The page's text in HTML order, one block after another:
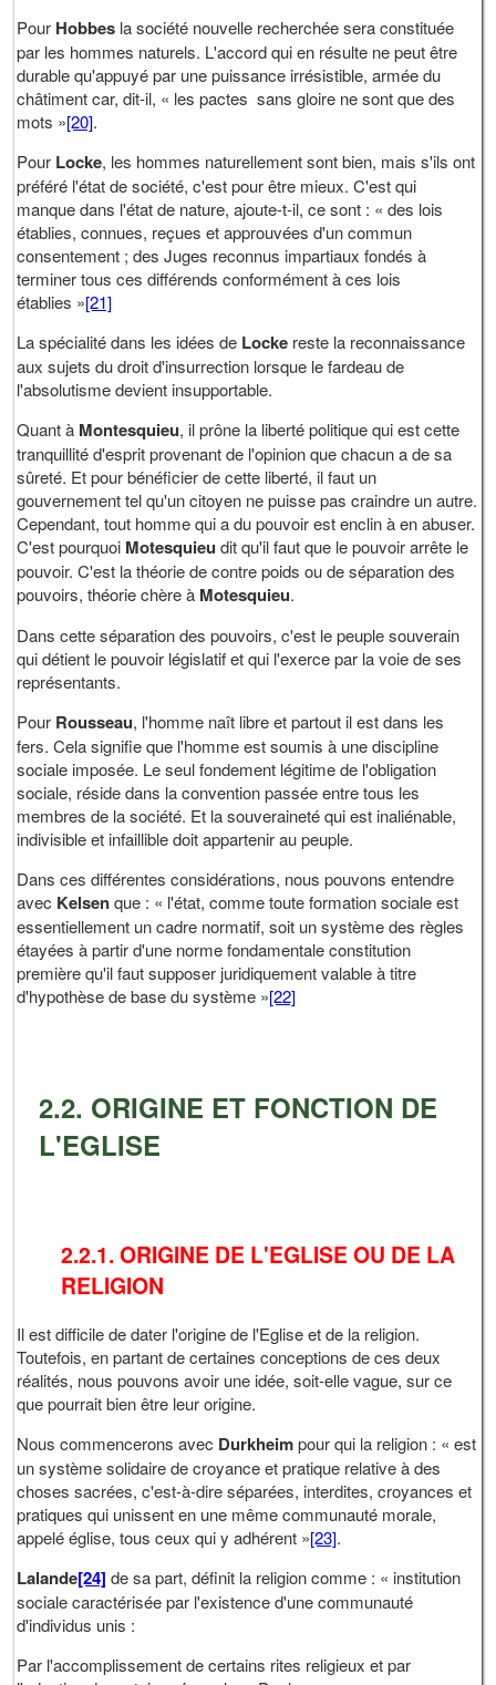
Pour Hobbes la société nouvelle recherchée sera constituée
par les hommes naturels. L'accord qui en résulte ne peut être
durable qu'appuyé par une puissance irrésistible, armée du
châtiment car, dit-il, « les pactes sans gloire ne sont que des
mots »[20].
Pour Locke, les hommes naturellement sont bien, mais s'ils ont
préféré l'état de société, c'est pour être mieux. C'est qui
manque dans l'état de nature, ajoute-t-il, ce sont : « des lois
établies, connues, reçues et approuvées d'un commun
consentement ; des Juges reconnus impartiaux fondés à
terminer tous ces différends conformément à ces lois
établies »[21]
La spécialité dans les idées de Locke reste la reconnaissance
aux sujets du droit d'insurrection lorsque le fardeau de
l'absolutisme devient insupportable.
Quant à Montesquieu, il prône la liberté politique qui est cette
tranquillité d'esprit provenant de l'opinion que chacun a de sa
sûreté. Et pour bénéficier de cette liberté, il faut un
gouvernement tel qu'un citoyen ne puisse pas craindre un autre.
Cependant, tout homme qui a du pouvoir est enclin à en abuser.
C'est pourquoi Motesquieu dit qu'il faut que le pouvoir arrête le
pouvoir. C'est la théorie de contre poids ou de séparation des
pouvoirs, théorie chère à Motesquieu.
Dans cette séparation des pouvoirs, c'est le peuple souverain
qui détient le pouvoir législatif et qui l'exerce par la voie de ses
représentants.
Pour Rousseau, l'homme naît libre et partout il est dans les
fers. Cela signifie que l'homme est soumis à une discipline
sociale imposée. Le seul fondement légitime de l'obligation
sociale, réside dans la convention passée entre tous les
membres de la société. Et la souveraineté qui est inaliénable,
indivisible et infaillible doit appartenir au peuple.
Dans ces différentes considérations, nous pouvons entendre
avec Kelsenque : « l'état, comme toute formation sociale est
essentiellement un cadre normatif, soit un système des règles
étayées à partir d'une norme fondamentale constitution
première qu'il faut supposer juridiquement valable à titre
d'hypothèse de base du système »[22]
2.2. ORIGINE ET FONCTION DE
L'EGLISE
2.2.1. ORIGINE DE L'EGLISEOU DE LA
RELIGION
Il est difficile de dater l'origine de l'Eglise et de la religion.
Toutefois, en partant de certaines conceptions de ces deux
réalités, nous pouvons avoir une idée, soit-elle vague, sur ce
que pourrait bien être leur origine.
Nous commencerons avec Durkheimpour qui la religion : « est
un système solidaire de croyance et pratique relative à des
choses sacrées, c'est-à-dire séparées, interdites, croyances et
pratiques qui unissent en une même communauté morale,
appelé église, tous ceux qui y adhérent »[23].
Lalande[24] de sa part, définit la religion comme : « institution
sociale caractérisée par l'existence d'une communauté
d'individus unis :
Par l'accomplissement de certains rites religieux et par